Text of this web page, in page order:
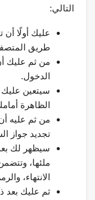
التالي:
عليك أولًا أن
طريق
من ثم عليك
الدخول.
سيتعين عليك
الظاهرة
من ثم عليه
تجديد جواز
سيظهر لك
ملئها،
الانتهاء،
ثم عليك بعد